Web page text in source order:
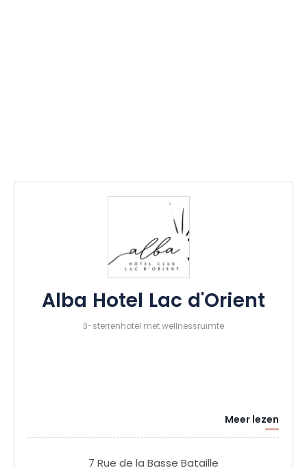
Alba Hotel Lac d'Orient
3-sterrenhotel met wellnessruimte
Meer lezen
7 Rue de la Basse Bataille